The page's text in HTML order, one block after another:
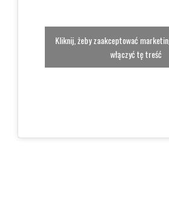
Kliknij, żeby zaakceptować
włączyć tę treść